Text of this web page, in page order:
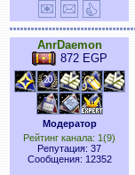
AnrDaemon
872 EGP
Модератор
Рейтинг канала: 1(9)
Репутация: 37
Сообщения: 12352